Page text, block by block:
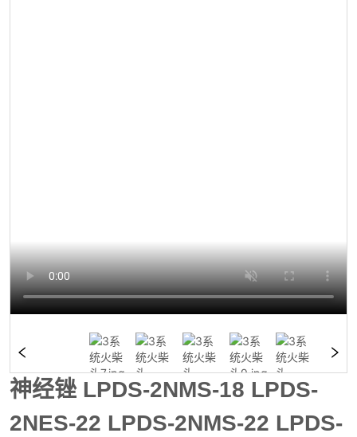
神经锉 LPDS-2NMS-18 LPDS-
2NES-22 LPDS-2NMS-22 LPDS-